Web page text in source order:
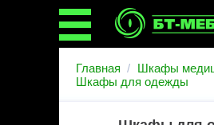
О бренде
Главная
Шкафы
Шкафы для одежды